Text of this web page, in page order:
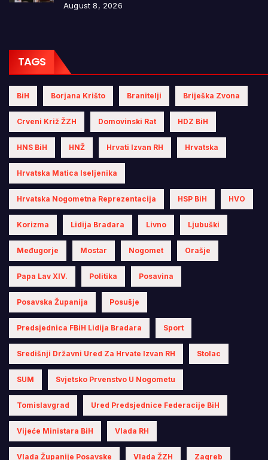
August 8, 2026
TAGS
BiH Borjana Krišto Branitelji Briješka Zvona
Crveni Križ ŽZH Domovinski Rat HDZ BiH
HNS BiH HNŽ Hrvati Izvan RH Hrvatska
Hrvatska Matica Iseljenika
Hrvatska Nogometna Reprezentacija HSP BiH HVO
Korizma Lidija Bradara Livno Ljubuški
Međugorje Mostar Nogomet Orašje
Papa Lav XIV. Politika Posavina
Posavska Županija Posušje
Predsjednica FBiH Lidija Bradara Sport
Središnji Državni Ured Za Hrvate Izvan RH Stolac
SUM Svjetsko Prvenstvo U Nogometu
Tomislavgrad Ured Predsjednice Federacije BiH
Vijeće Ministara BiH Vlada RH
Vlada Županije Posavske Vlada ŽZH Zagreb